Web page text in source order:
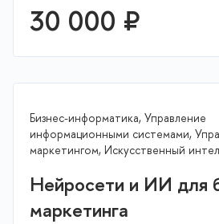
30 000 ₽
Бизнес-информатика, Управление
информационными системами,
маркетингом, Искусственный
Нейросети и ИИ для
маркетинга